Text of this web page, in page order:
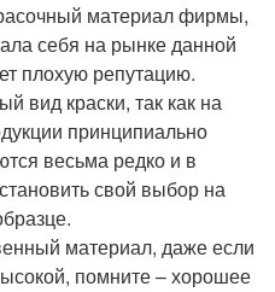
материал фирмы,
себя на рынке данной
плохую репутацию.
вид краски, так как на
принципиально
весьма редко и в
свой выбор на
материал, даже если
помните – хорошее